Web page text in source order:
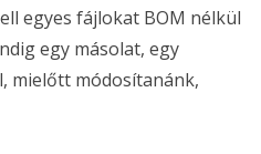
egyes fájlokat BOM nélkül
egy másolat, egy
mielőtt módosítanánk,